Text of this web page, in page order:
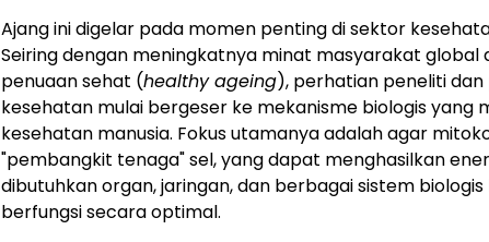
Ajang ini digelar pada momen penting di sektor
Seiring dengan meningkatnya minat masyarakat global
penuaan sehat (healthy ageing), perhatian peneliti
kesehatan mulai bergeser ke mekanisme biologis yang
kesehatan manusia. Fokus utamanya adalah agar
"pembangkit tenaga" sel, yang dapat menghasilkan
dibutuhkan organ, jaringan, dan berbagai sistem biologis
berfungsi secara optimal.